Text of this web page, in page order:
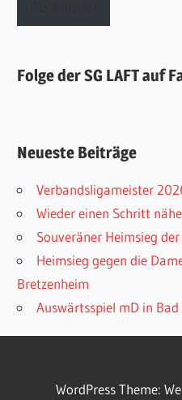
Folge der SG LAFT auf
Neueste Beiträge
Verbandsligameister
Wieder einen Schritt
Souveräner Heimsieg
Heimsieg gegen die
Bretzenheim
Auswärtsspiel mD in
WordPress Theme: